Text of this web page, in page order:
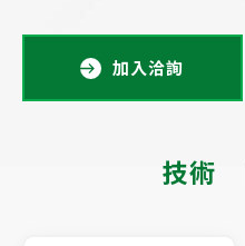
加入洽詢
技術